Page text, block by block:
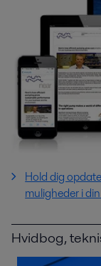
Hold dig
muligheder i
Hvidbog,